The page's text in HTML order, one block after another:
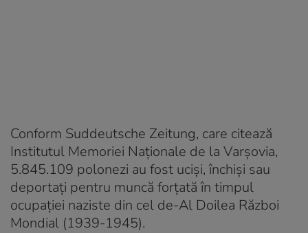
Conform Suddeutsche Zeitung, care citează
Institutul Memoriei Naționale de la Varșovia,
5.845.109 polonezi au fost uciși, închiși sau
deportați pentru muncă forțată în timpul
ocupației naziste din cel de-Al Doilea Război
Mondial (1939-1945).